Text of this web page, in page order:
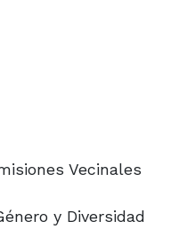
Vecinales
y Diversidad